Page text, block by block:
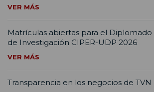
VER MÁS
Matrículas abiertas para el
de Investigación CIPER-UDP 2026
VER MÁS
Transparencia en los negocios de TVN